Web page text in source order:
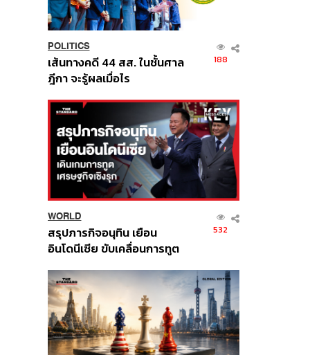
POLITICS
เส้นทางคดี 44 สส. ในชั้นศาล
ฎีกา จะรู้ผลเมื่อไร
188
WORLD
สรุปภารกิจอนุทิน เยือน
อินโดนีเซีย ขับเคลื่อนการทูต
ส่วนยุทธศาสตร์ไทย –
อินโดนีเซีย
532